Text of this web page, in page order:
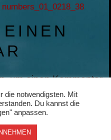
numbers_01_0218_38
um einen Kommentar
die notwendigsten. Mit
Du kannst die
anpassen.